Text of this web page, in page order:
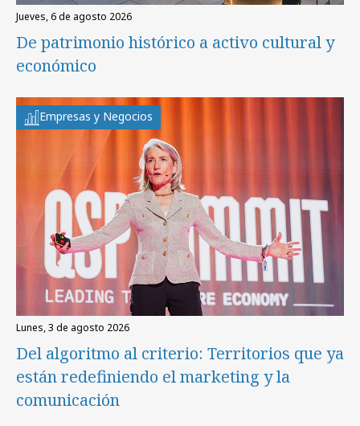
jueves, 6 de agosto 2026
De patrimonio histórico a activo cultural y
económico
Empresas y Negocios
lunes, 3 de agosto 2026
Del algoritmo al criterio: Territorios que ya
están redefiniendo el marketing y la
comunicación